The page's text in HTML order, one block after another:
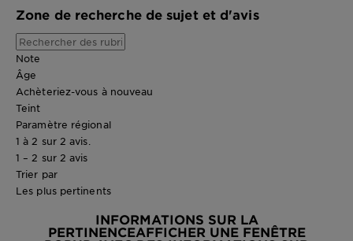
Zone de recherche de sujet et d'avis
Note
Âge
Achèteriez-vous à nouveau
Teint
Paramètre régional
1 à 2 sur 2 avis.
1 – 2 sur 2 avis
Trier par
Les plus pertinents
INFORMATIONS SUR LA
PERTINENCEAFFICHER UNE FENÊTRE